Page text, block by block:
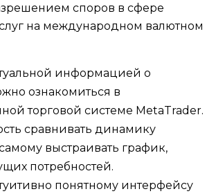
споров в сфере
на международном валютном
информацией о
ознакомиться в
торговой системе MetaTrader.
сравнивать динамику
выстраивать график,
потребностей.
понятному интерфейсу